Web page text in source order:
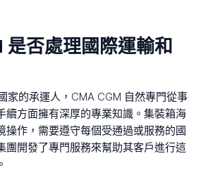
否處理國際運輸和
家的承運人，CMA CGM 自然專門從事
續方面擁有深厚的專業知識。集裝箱海
操作，需要遵守每個受通過或服務的國
團開發了專門服務來幫助其客戶進行這